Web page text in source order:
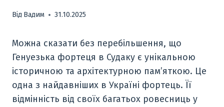
Від Вадим 31.10.2025
­­­Можна сказати без перебільшення, що
Генуезька фортеця в Судаку є унікальною
історичною та архітектурною пам’яткою. Це
одна з найдавніших в Україні фортець. Її
відмінність від своїх багатьох ровесниць у